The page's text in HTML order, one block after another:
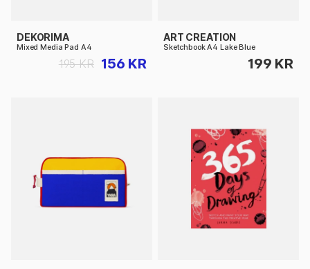
DEKORIMA
Mixed Media Pad A4
156 KR
195 KR
ART CREATION
Sketchbook A4 Lake Blue
199 KR